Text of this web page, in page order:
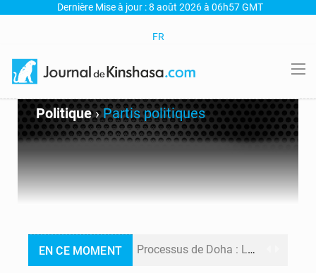
Dernière Mise à jour : 8 août 2026 à 06h57 GMT
FR
Politique›Partis politiques
EN CE MOMENT Processus de Doha : La RDC libère 15 prisonniers et réaffirme sa détermination à respecter ses engagements